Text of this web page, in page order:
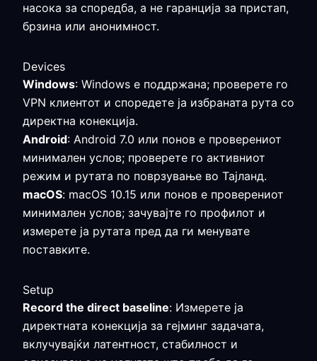
насока за споредба, а не гаранција за пристап,
брзина или анонимност.
Devices
Windows: Windows е поддржана; проверете го
VPN клиентот и споредете ја избраната рута со
директна конекција.
Android: Android 7.0 или понов е проверениот
минимален услов; проверете го активниот
режим и рутата по поврзување во Тајланд.
macOS: macOS 10.15 или понов е проверениот
минимален услов; зачувајте го профилот и
измерете ја рутата пред да ги менувате
поставките.
Setup
Record the direct baseline: Измерете ја
директната конекција за гејминг задачата,
вклучувајќи латентност, стабилност и